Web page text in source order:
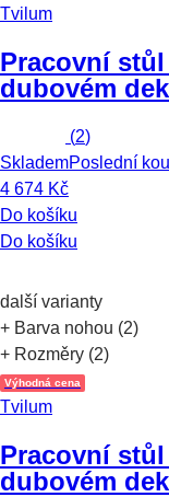
Tvilum
Pracovní
dubovém
(2)
SklademPoslední
4 674 Kč
Do košíku
Do košíku
další varianty
+ Barva nohou (2)
+ Rozměry (2)
Výhodná cena
Tvilum
Pracovní
dubovém